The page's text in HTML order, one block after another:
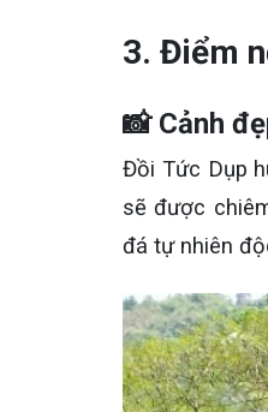
3. Điểm
📸 Cảnh
Đồi Tức Dụp
sẽ được
đá tự nhiên